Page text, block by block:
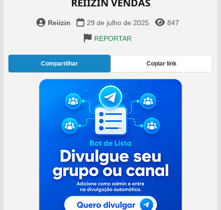
REIIZIN VENDAS
Reiizin 29 de julho de 2025
847
REPORTAR
Compartilhar Copiar link